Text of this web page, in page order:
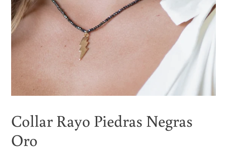
Collar Rayo Piedras Negras
Oro